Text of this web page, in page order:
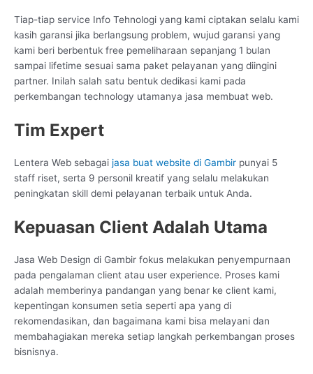
Tiap-tiap service Info Tehnologi yang kami ciptakan selalu kami
kasih garansi jika berlangsung problem, wujud garansi yang
kami beri berbentuk free pemeliharaan sepanjang 1 bulan
sampai lifetime sesuai sama paket pelayanan yang diingini
partner. Inilah salah satu bentuk dedikasi kami pada
perkembangan technology utamanya jasa membuat web.
Tim Expert
Lentera Web sebagai jasa buat website di Gambir punyai 5
staff riset, serta 9 personil kreatif yang selalu melakukan
peningkatan skill demi pelayanan terbaik untuk Anda.
Kepuasan Client Adalah Utama
Jasa Web Design di Gambir fokus melakukan penyempurnaan
pada pengalaman client atau user experience. Proses kami
adalah memberinya pandangan yang benar ke client kami,
kepentingan konsumen setia seperti apa yang di
rekomendasikan, dan bagaimana kami bisa melayani dan
membahagiakan mereka setiap langkah perkembangan proses
bisnisnya.